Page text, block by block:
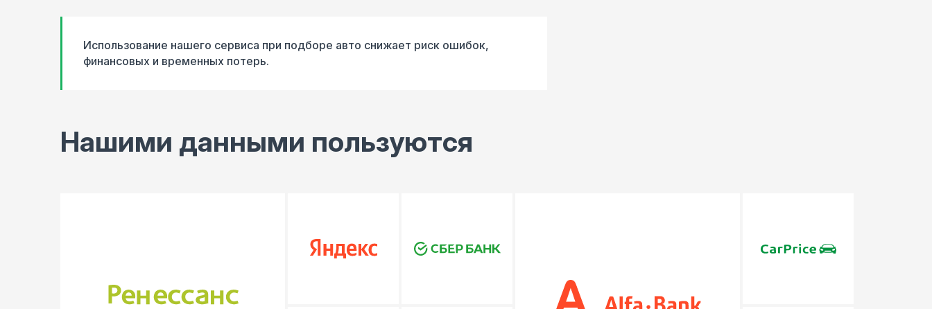
Использование нашего сервиса при подборе авто снижает риск ошибок,
финансовых и временных потерь.
Нашими данными пользуются